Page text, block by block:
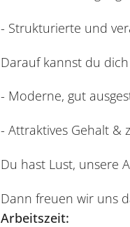
- Strukturierte und
Darauf kannst du
- Moderne, gut
- Attraktives Gehalt &
Du hast Lust, unsere
Dann freuen wir uns
Arbeitszeit: